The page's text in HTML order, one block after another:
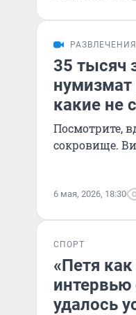
РАЗВЛЕЧЕНИЯ
35 тысяч
нумизмат
какие не
Посмотрите,
сокровище.
6 мая, 2026, 18:30
СПОРТ
«Петя
интервью
удалось